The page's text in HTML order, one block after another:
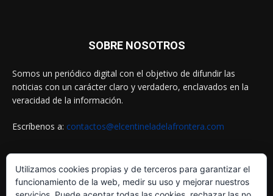
SOBRE NOSOTROS
Somos un periódico digital con el objetivo de difundir las
noticias con un carácter claro y verdadero, enclavados en la
veracidad de la información.
Escríbenos a: contactos@elcentineladelafrontera.com
SIGUENOS EN
Utilizamos cookies propias y de terceros para garantizar el
funcionamiento de la web, medir su uso y mejorar nuestros